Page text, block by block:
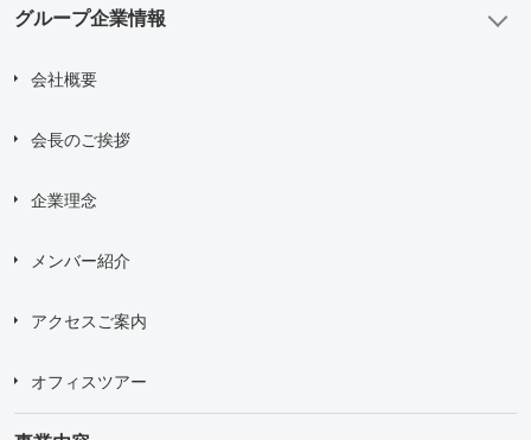
グループ企業情報
会社概要
会長のご挨拶
企業理念
メンバー紹介
アクセスご案内
オフィスツアー